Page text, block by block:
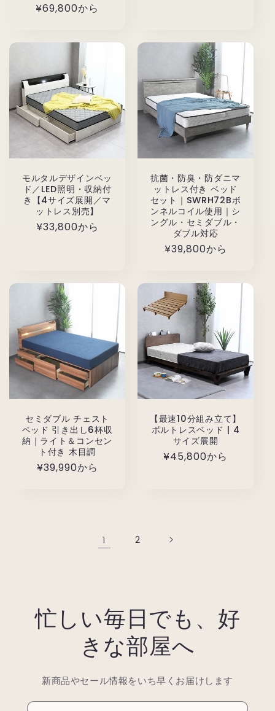
通
¥69,800から
モルタルデザインベッ
ド／LED照明・収納付
き【4サイズ展開／マ
ットレス別売】
通
¥33,800から
抗菌・防臭・防ダニマ
ットレス付き ベッド
セット｜SWRH72Bボ
ンネルコイル使用｜シ
ングル・セミダブル・
ダブル対応
通
格
¥39,800から
セミダブル チェスト
ベッド 引き出し6杯収
納｜ライト＆コンセン
ト付き 木目調
通
¥39,990から
【最速10分組み立て】
ボルトレスベッド | 4
サイズ展開
通
¥45,800から
1 2
忙しい毎日でも、好
きな部屋へ
新商品やセール情報をいち早くお届けします